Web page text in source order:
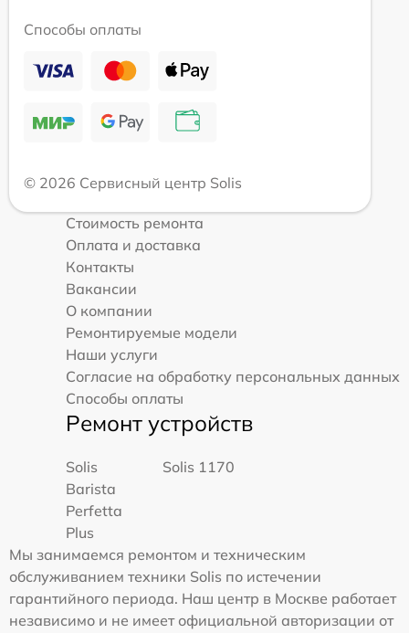
Способы оплаты
© 2026 Сервисный центр Solis
Стоимость ремонта
Оплата и доставка
Контакты
Вакансии
О компании
Ремонтируемые модели
Наши услуги
Согласие на обработку персональных данных
Способы оплаты
Ремонт устройств
Solis
Barista
Perfetta
Plus
Solis 1170
Мы занимаемся ремонтом и техническим
обслуживанием техники Solis по истечении
гарантийного периода. Наш центр в Москве работает
независимо и не имеет официальной авторизации от